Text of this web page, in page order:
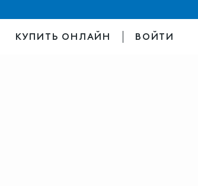
КУПИТЬ ОНЛАЙН ВОЙТИ